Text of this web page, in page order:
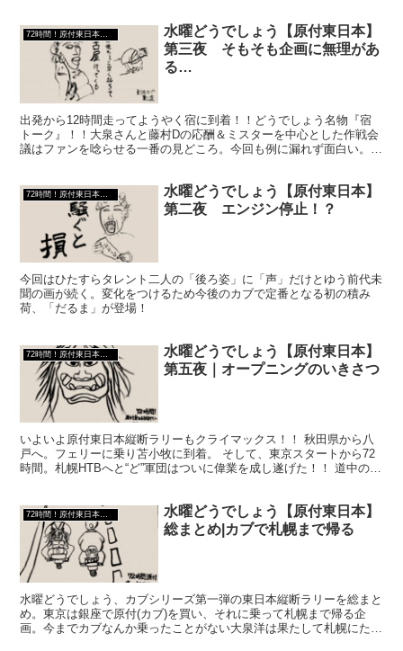
72時間！原付東日本縦断ラリー
水曜どうでしょう【原付東日本】
第三夜 そもそも企画に無理があ
る…
出発から12時間走ってようやく宿に到着！！どうでしょう名物『宿
トーク』！！大泉さんと藤村Dの応酬＆ミスターを中心とした作戦会
議はファンを唸らせる一番の見どころ。今回も例に漏れず面白い。翌
は“他愛もないオシャベリ”が面白いからだ！！
72時間！原付東日本縦断ラリー
水曜どうでしょう【原付東日本】
第二夜 エンジン停止！？
今回はひたすらタレント二人の「後ろ姿」に「声」だけとゆう前代未
聞の画が続く。変化をつけるため今後のカブで定番となる初の積み
荷、「だるま」が登場！
72時間！原付東日本縦断ラリー
水曜どうでしょう【原付東日本】
第五夜｜オープニングのいきさつ
いよいよ原付東日本縦断ラリーもクライマックス！！ 秋田県から八
戸へ。フェリーに乗り苫小牧に到着。 そして、東京スタートから72
時間。札幌HTBへと“ど”軍団はついに偉業を成し遂げた！！ 道中の積
72時間！原付東日本縦断ラリー
水曜どうでしょう【原付東日本】
総まとめ|カブで札幌まで帰る
水曜どうでしょう、カブシリーズ第一弾の東日本縦断ラリーを総まと
め。東京は銀座で原付(カブ)を買い、それに乗って札幌まで帰る企
画。今までカブなんか乗ったことがない大泉洋は果たして札幌にたど